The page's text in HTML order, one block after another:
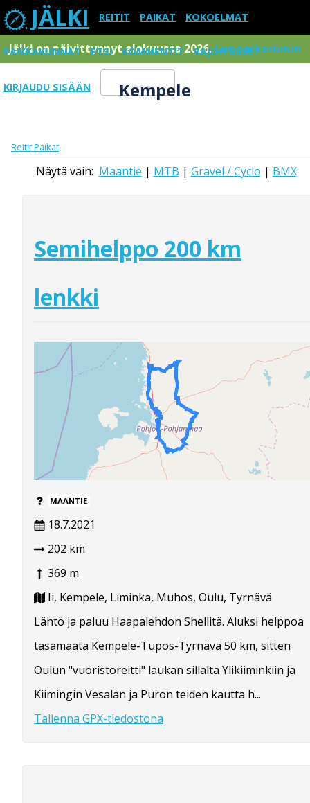
JÄLKI REITIT PAIKAT KOKOELMAT
PAIKKAKUNNAT ETSI KOMMENTIT RAJOITUKSET
KIRJAUDU SISÄÄN Menu
Jälki on päivittynnyt elokuussa 2026.Lue tarkemmin
Kempele
ReititPaikat
Näytä vain: Maantie | MTB | Gravel / Cyclo | BMX
Semihelppo 200 km
lenkki
MAANTIE
18.7.2021
202 km
369 m
Ii, Kempele, Liminka, Muhos, Oulu, Tyrnävä
Lähtö ja paluu Haapalehdon Shellitä. Aluksi helppoa
tasamaata Kempele-Tupos-Tyrnävä 50 km, sitten
Oulun "vuoristoreitti" laukan sillalta Ylikiiminkiin ja
Kiimingin Vesalan ja Puron teiden kautta h...
Tallenna GPX-tiedostona